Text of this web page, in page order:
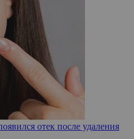
отек после удаления